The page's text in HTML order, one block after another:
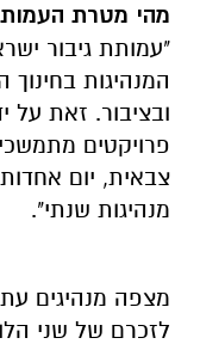
מהי מטרת
"עמותת גיבור
המנהיגות
ובציבור. זאת על
פרויקטים
צבאית, יום אחדות
מנהיגות שנתי".
מצפה מנהיגים
לזכרם של שני